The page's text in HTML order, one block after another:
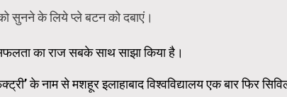
का राज सबके साथ साझा किया है।
के नाम से मशहूर इलाहाबाद विश्वविद्यालय एक बार फिर